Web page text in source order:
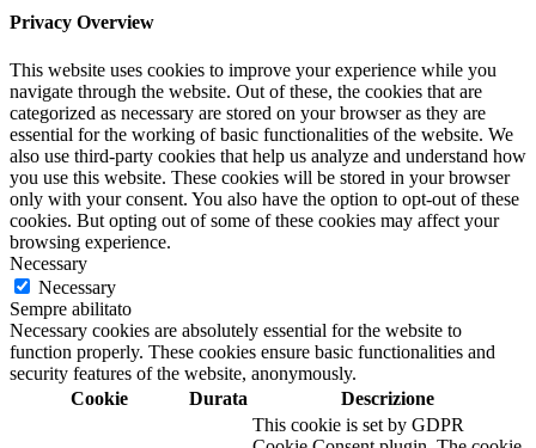
Privacy Overview
This website uses cookies to improve your experience while you
navigate through the website. Out of these, the cookies that are
categorized as necessary are stored on your browser as they are
essential for the working of basic functionalities of the website. We
also use third-party cookies that help us analyze and understand how
you use this website. These cookies will be stored in your browser
only with your consent. You also have the option to opt-out of these
cookies. But opting out of some of these cookies may affect your
browsing experience.
Necessary
Necessary
Sempre abilitato
Necessary cookies are absolutely essential for the website to
function properly. These cookies ensure basic functionalities and
security features of the website, anonymously.
Cookie
Durata Descrizione
This cookie is set by GDPR